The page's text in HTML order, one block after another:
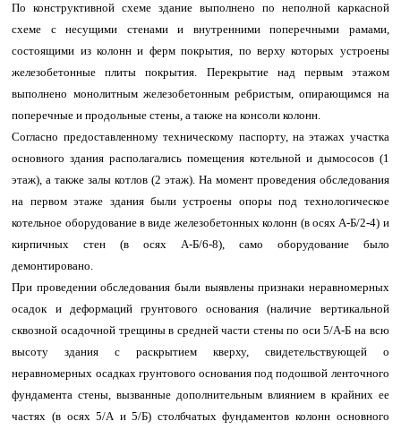
По конструктивной схеме здание выполнено по неполной каркасной
схеме с несущими стенами и внутренними поперечными рамами,
состоящими из колонн и ферм покрытия, по верху которых устроены
железобетонные плиты покрытия. Перекрытие над первым этажом
выполнено монолитным железобетонным ребристым, опирающимся на
поперечные и продольные стены, а также на консоли колонн.
Согласно предоставленному техническому паспорту, на этажах участка
основного здания располагались помещения котельной и дымососов (1
этаж), а также залы котлов (2 этаж). На момент проведения обследования
на первом этаже здания были устроены опоры под технологическое
котельное оборудование в виде железобетонных колонн (в осях А-Б/2-4) и
кирпичных стен (в осях А-Б/6-8), само оборудование было
демонтировано.
При проведении обследования были выявлены признаки неравномерных
осадок и деформаций грунтового основания (наличие вертикальной
сквозной осадочной трещины в средней части стены по оси 5/А-Б на всю
высоту здания с раскрытием кверху, свидетельствующей о
неравномерных осадках грунтового основания под подошвой ленточного
фундамента стены, вызванные дополнительным влиянием в крайних ее
частях (в осях 5/А и 5/Б) столбчатых фундаментов колонн основного